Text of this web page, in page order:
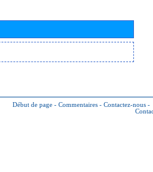
Début de page - Commentaires - Contactez-nous -